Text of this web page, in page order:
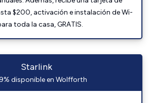
$200, activación e instalación de Wi-
toda la casa, GRATIS.
Starlink
disponible en Wolfforth